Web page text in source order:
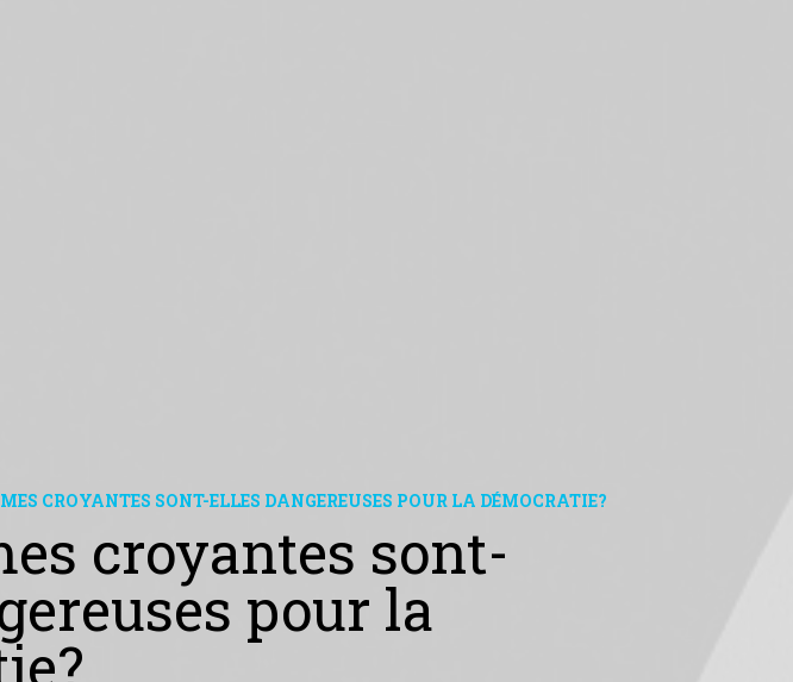
CROYANTES SONT-ELLES DANGEREUSES POUR LA DÉMOCRATIE?
croyantes sont-
pour la